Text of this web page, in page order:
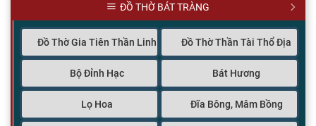
ĐỒ THỜ BÁT TRÀNG
Đồ Thờ Gia Tiên Thần Linh Đồ Thờ Thần Tài Thổ Địa
Bộ Đỉnh Hạc Bát Hương
Lọ Hoa Đĩa Bông, Mâm Bồng